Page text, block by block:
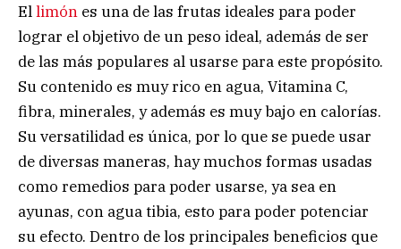
Ellimón es una de las frutas ideales para poder
lograr el objetivo de un peso ideal, además de ser
de las más populares al usarse para este propósito.
Su contenido es muy rico en agua, Vitamina C,
fibra, minerales, y además es muy bajo en calorías.
Su versatilidad es única, por lo que se puede usar
de diversas maneras, hay muchos formas usadas
como remedios para poder usarse, ya sea en
ayunas, con agua tibia, esto para poder potenciar
su efecto. Dentro de los principales beneficios que